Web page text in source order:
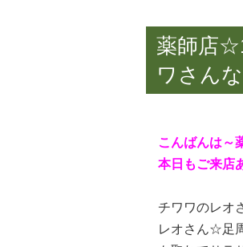
薬師店
ワさん
こんばんは～
本日もご来店
チワワのレオ
レオさん☆足